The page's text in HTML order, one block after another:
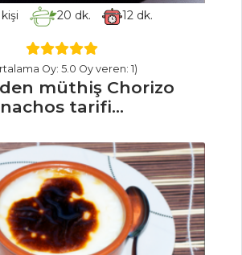
20 dk. 12 dk.
Oy: 5.0 Oy veren: 1)
müthiş Chorizo
nachos tarifi...